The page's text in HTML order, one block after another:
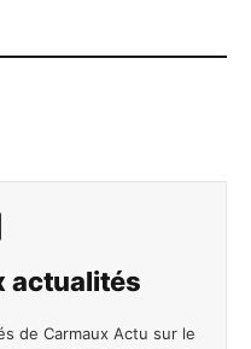
actualités
de Carmaux Actu sur le